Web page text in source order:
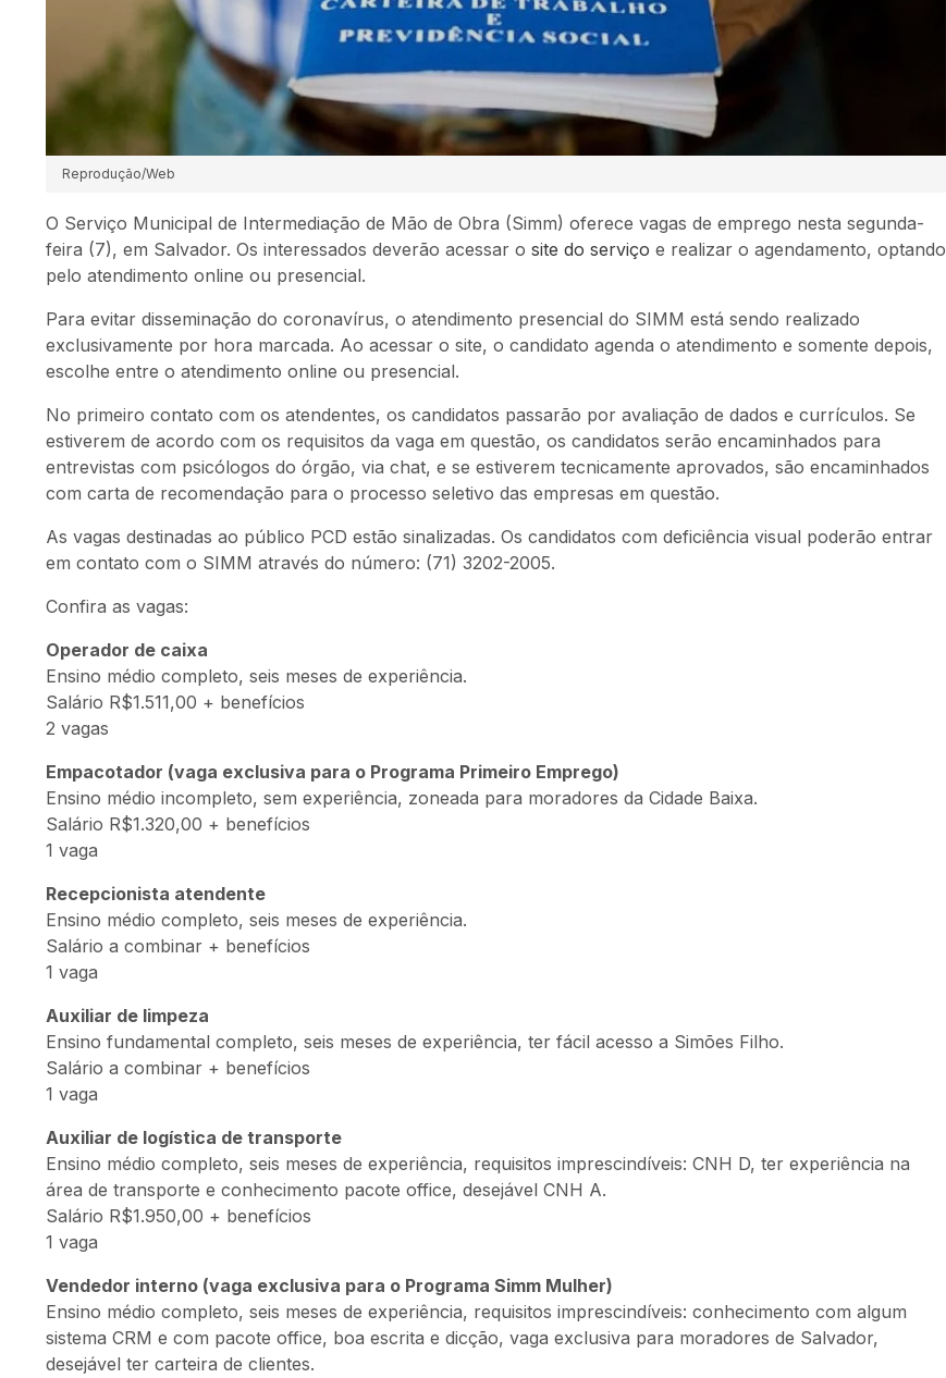
Reprodução/Web
O Serviço Municipal de Intermediação de Mão de Obra (Simm) oferece vagas de emprego nesta segunda-
feira (7), em Salvador. Os interessados deverão acessar o site do serviço e realizar o agendamento, optando
pelo atendimento online ou presencial.
Para evitar disseminação do coronavírus, o atendimento presencial do SIMM está sendo realizado
exclusivamente por hora marcada. Ao acessar o site, o candidato agenda o atendimento e somente depois,
escolhe entre o atendimento online ou presencial.
No primeiro contato com os atendentes, os candidatos passarão por avaliação de dados e currículos. Se
estiverem de acordo com os requisitos da vaga em questão, os candidatos serão encaminhados para
entrevistas com psicólogos do órgão, via chat, e se estiverem tecnicamente aprovados, são encaminhados
com carta de recomendação para o processo seletivo das empresas em questão.
As vagas destinadas ao público PCD estão sinalizadas. Os candidatos com deficiência visual poderão entrar
em contato com o SIMM através do número: (71) 3202-2005.
Confira as vagas:
Operador de caixa
Ensino médio completo, seis meses de experiência.
Salário R$1.511,00 + benefícios
2 vagas
Empacotador (vaga exclusiva para o Programa Primeiro Emprego)
Ensino médio incompleto, sem experiência, zoneada para moradores da Cidade Baixa.
Salário R$1.320,00 + benefícios
1 vaga
Recepcionista atendente
Ensino médio completo, seis meses de experiência.
Salário a combinar + benefícios
1 vaga
Auxiliar de limpeza
Ensino fundamental completo, seis meses de experiência, ter fácil acesso a Simões Filho.
Salário a combinar + benefícios
1 vaga
Auxiliar de logística de transporte
Ensino médio completo, seis meses de experiência, requisitos imprescindíveis: CNH D, ter experiência na
área de transporte e conhecimento pacote office, desejável CNH A.
Salário R$1.950,00 + benefícios
1 vaga
Vendedor interno (vaga exclusiva para o Programa Simm Mulher)
Ensino médio completo, seis meses de experiência, requisitos imprescindíveis: conhecimento com algum
sistema CRM e com pacote office, boa escrita e dicção, vaga exclusiva para moradores de Salvador,
desejável ter carteira de clientes.